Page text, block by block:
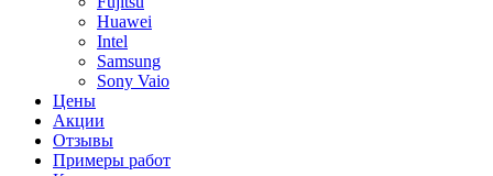
Huawei
Intel
Samsung
Sony Vaio
Цены
Акции
Отзывы
Примеры работ